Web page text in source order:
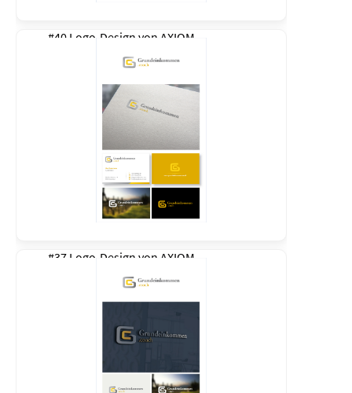
#40 Logo-Design von AXIOM
#37 Logo-Design von AXIOM